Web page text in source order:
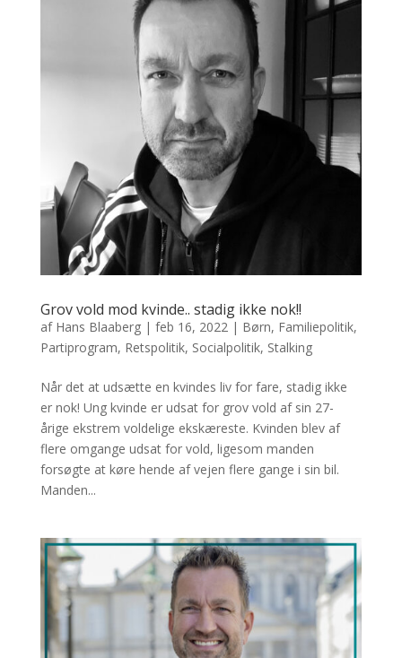
Grov vold mod kvinde.. stadig ikke nok!!
af Hans Blaaberg| feb 16, 2022| Børn, Familiepolitik,
Partiprogram, Retspolitik, Socialpolitik, Stalking
Når det at udsætte en kvindes liv for fare, stadig ikke
er nok! Ung kvinde er udsat for grov vold af sin 27-
årige ekstrem voldelige ekskæreste. Kvinden blev af
flere omgange udsat for vold, ligesom manden
forsøgte at køre hende af vejen flere gange i sin bil.
Manden...